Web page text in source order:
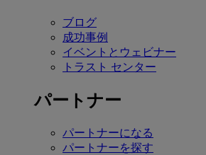
ブログ
成功事例
イベントとウェビナー
トラスト センター
パートナー
パートナーになる
パートナーを探す